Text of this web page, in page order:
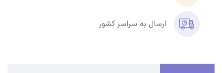
ارسال به سراسر کشور